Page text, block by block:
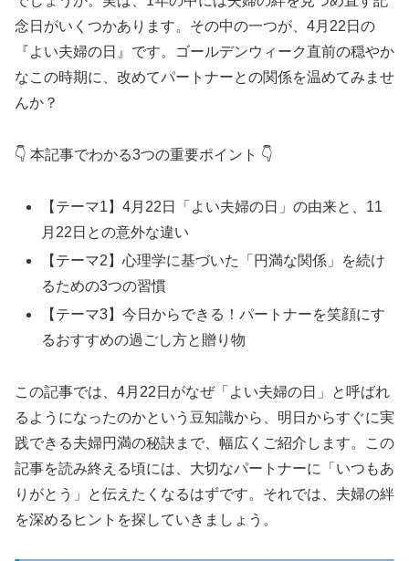
念日がいくつかあります。その中の一つが、4月22日の
『よい夫婦の日』です。ゴールデンウィーク直前の穏やか
なこの時期に、改めてパートナーとの関係を温めてみませ
んか？
👇 本記事でわかる3つの重要ポイント 👇
【テーマ1】4月22日「よい夫婦の日」の由来と、11
月22日との意外な違い
【テーマ2】心理学に基づいた「円満な関係」を続け
るための3つの習慣
【テーマ3】今日からできる！パートナーを笑顔にす
るおすすめの過ごし方と贈り物
この記事では、4月22日がなぜ「よい夫婦の日」と呼ばれ
るようになったのかという豆知識から、明日からすぐに実
践できる夫婦円満の秘訣まで、幅広くご紹介します。この
記事を読み終える頃には、大切なパートナーに「いつもあ
りがとう」と伝えたくなるはずです。それでは、夫婦の絆
を深めるヒントを探していきましょう。